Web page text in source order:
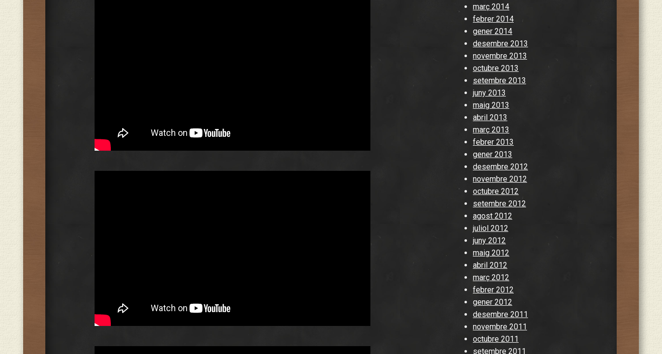
març 2014
febrer 2014
gener 2014
desembre 2013
novembre 2013
octubre 2013
setembre 2013
juny 2013
maig 2013
abril 2013
març 2013
febrer 2013
gener 2013
desembre 2012
novembre 2012
octubre 2012
setembre 2012
agost 2012
juliol 2012
juny 2012
maig 2012
abril 2012
març 2012
febrer 2012
gener 2012
desembre 2011
novembre 2011
octubre 2011
setembre 2011